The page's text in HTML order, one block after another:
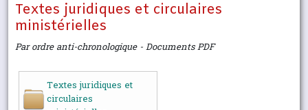
Textes juridiques et circulaires
ministérielles
Par ordre anti-chronologique - Documents PDF
Textes juridiques et
circulaires